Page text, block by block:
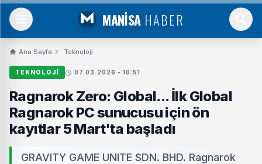
MANİSA HABER
Ana Sayfa Teknoloji
TEKNOLOJI 07.03.2026 - 10:51
Ragnarok Zero: Global... İlk Global
Ragnarok PC sunucusu için ön
kayıtlar 5 Mart'ta başladı
GRAVITY GAME UNITE SDN. BHD. Ragnarok